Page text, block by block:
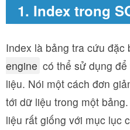
1. Index trong
Index là bảng tra cứu đặc
engine có thể sử dụng
liệu. Nói một cách đơn
tới dữ liệu trong một
liệu rất giống với mục lục